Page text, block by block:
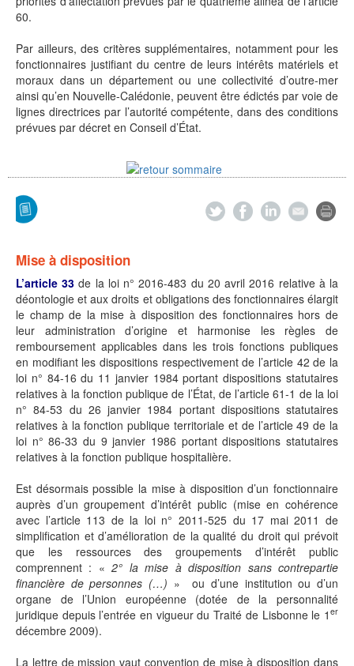
60.
Par ailleurs, des critères supplémentaires, notamment pour les
fonctionnaires justifiant du centre de leurs intérêts matériels et
moraux dans un département ou une collectivité d’outre-mer
ainsi qu’en Nouvelle-Calédonie, peuvent être édictés par voie de
lignes directrices par l’autorité compétente, dans des conditions
prévues par décret en Conseil d’État.
Mise à disposition
L’article 33 de la loi n° 2016-483 du 20 avril 2016 relative à la
déontologie et aux droits et obligations des fonctionnaires élargit
le champ de la mise à disposition des fonctionnaires hors de
leur administration d’origine et harmonise les règles de
remboursement applicables dans les trois fonctions publiques
en modifiant les dispositions respectivement de l’article 42 de la
loi n° 84-16 du 11 janvier 1984 portant dispositions statutaires
relatives à la fonction publique de l’État, de l’article 61-1 de la loi
n° 84-53 du 26 janvier 1984 portant dispositions statutaires
relatives à la fonction publique territoriale et de l’article 49 de la
loi n° 86-33 du 9 janvier 1986 portant dispositions statutaires
relatives à la fonction publique hospitalière.
Est désormais possible la mise à disposition d’un fonctionnaire
auprès d’un groupement d’intérêt public (mise en cohérence
avec l’article 113 de la loi n° 2011-525 du 17 mai 2011 de
simplification et d’amélioration de la qualité du droit qui prévoit
que les ressources des groupements d’intérêt public
comprennent : «2° la mise à disposition sans contrepartie
financière de personnes (…) » ou d’une institution ou d’un
organe de l’Union européenne (dotée de la personnalité
juridique depuis l’entrée en vigueur du Traité de Lisbonne le 1 er
décembre 2009).
La lettre de mission vaut convention de mise à disposition dans